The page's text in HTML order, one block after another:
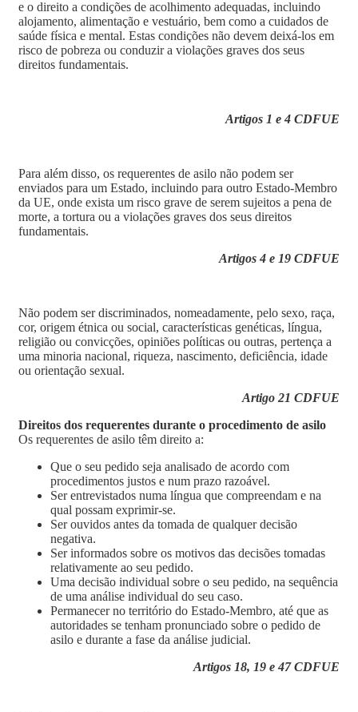
e o direito a condições de acolhimento adequadas, incluindo
alojamento, alimentação e vestuário, bem como a cuidados de
saúde física e mental. Estas condições não devem deixá-los em
risco de pobreza ou conduzir a violações graves dos seus
direitos fundamentais.
Artigos 1 e 4 CDFUE
Para além disso, os requerentes de asilo não podem ser
enviados para um Estado, incluindo para outro Estado-Membro
da UE, onde exista um risco grave de serem sujeitos a pena de
morte, a tortura ou a violações graves dos seus direitos
fundamentais.
Artigos 4 e 19 CDFUE
Não podem ser discriminados, nomeadamente, pelo sexo, raça,
cor, origem étnica ou social, características genéticas, língua,
religião ou convicções, opiniões políticas ou outras, pertença a
uma minoria nacional, riqueza, nascimento, deficiência, idade
ou orientação sexual.
Artigo 21 CDFUE
Direitos dos requerentes durante o procedimento de asilo
Os requerentes de asilo têm direito a:
Que o seu pedido seja analisado de acordo com
procedimentos justos e num prazo razoável.
Ser entrevistados numa língua que compreendam e na
qual possam exprimir-se.
Ser ouvidos antes da tomada de qualquer decisão
negativa.
Ser informados sobre os motivos das decisões tomadas
relativamente ao seu pedido.
Uma decisão individual sobre o seu pedido, na sequência
de uma análise individual do seu caso.
Permanecer no território do Estado-Membro, até que as
autoridades se tenham pronunciado sobre o pedido de
asilo e durante a fase da análise judicial.
Artigos 18, 19 e 47 CDFUE